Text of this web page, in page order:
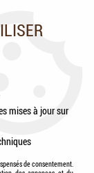
mises à jour sur
de consentement.